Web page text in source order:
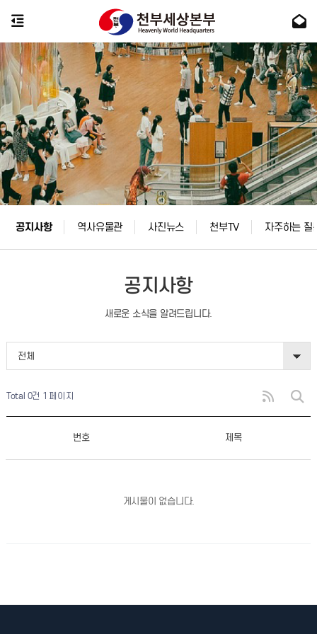
공지사항 역사유물관 사진뉴스 천부TV 자주하는 질
공지사항
새로운 소식을 알려드립니다.
전체
Total 0건 1 페이지
번호 제목
게시물이 없습니다.